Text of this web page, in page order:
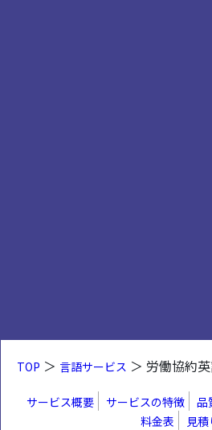
TOP ＞ 言語サービス ＞ 労働協約
サービス概要 サービスの特徴 品
料金表
見積